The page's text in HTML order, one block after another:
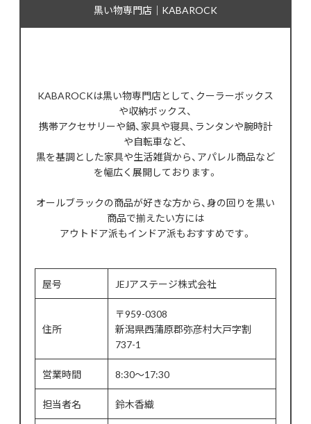
黒い物専門店｜KABAROCK
KABAROCKは黒い物専門店として、クーラーボックス
や収納ボックス、
携帯アクセサリーや鍋、家具や寝具、ランタンや腕時計
や自転車など、
黒を基調とした家具や生活雑貨から、アパレル商品など
を幅広く展開しております。
オールブラックの商品が好きな方から、身の回りを黒い
商品で揃えたい方には
アウトドア派もインドア派もおすすめです。
屋号 JEJアステージ株式会社
住所
〒959-0308
新潟県西蒲原郡弥彦村大戸字割
737-1
営業時間 8:30～17:30
担当者名 鈴木香織